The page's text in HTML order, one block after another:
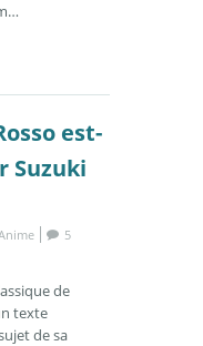
est-
Suzuki
5
de
texte
de sa